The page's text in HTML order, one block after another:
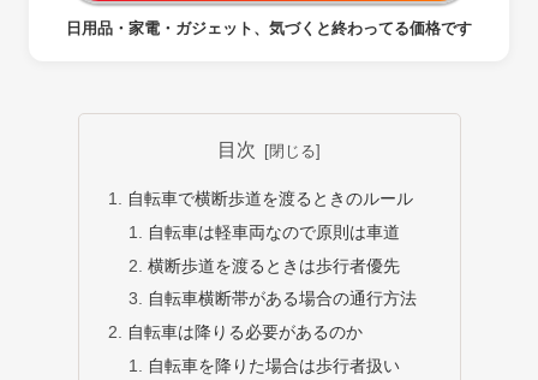
日用品・家電・ガジェット、気づくと終わってる価格です
目次
自転車で横断歩道を渡るときのルール
自転車は軽車両なので原則は車道
横断歩道を渡るときは歩行者優先
自転車横断帯がある場合の通行方法
自転車は降りる必要があるのか
自転車を降りた場合は歩行者扱い